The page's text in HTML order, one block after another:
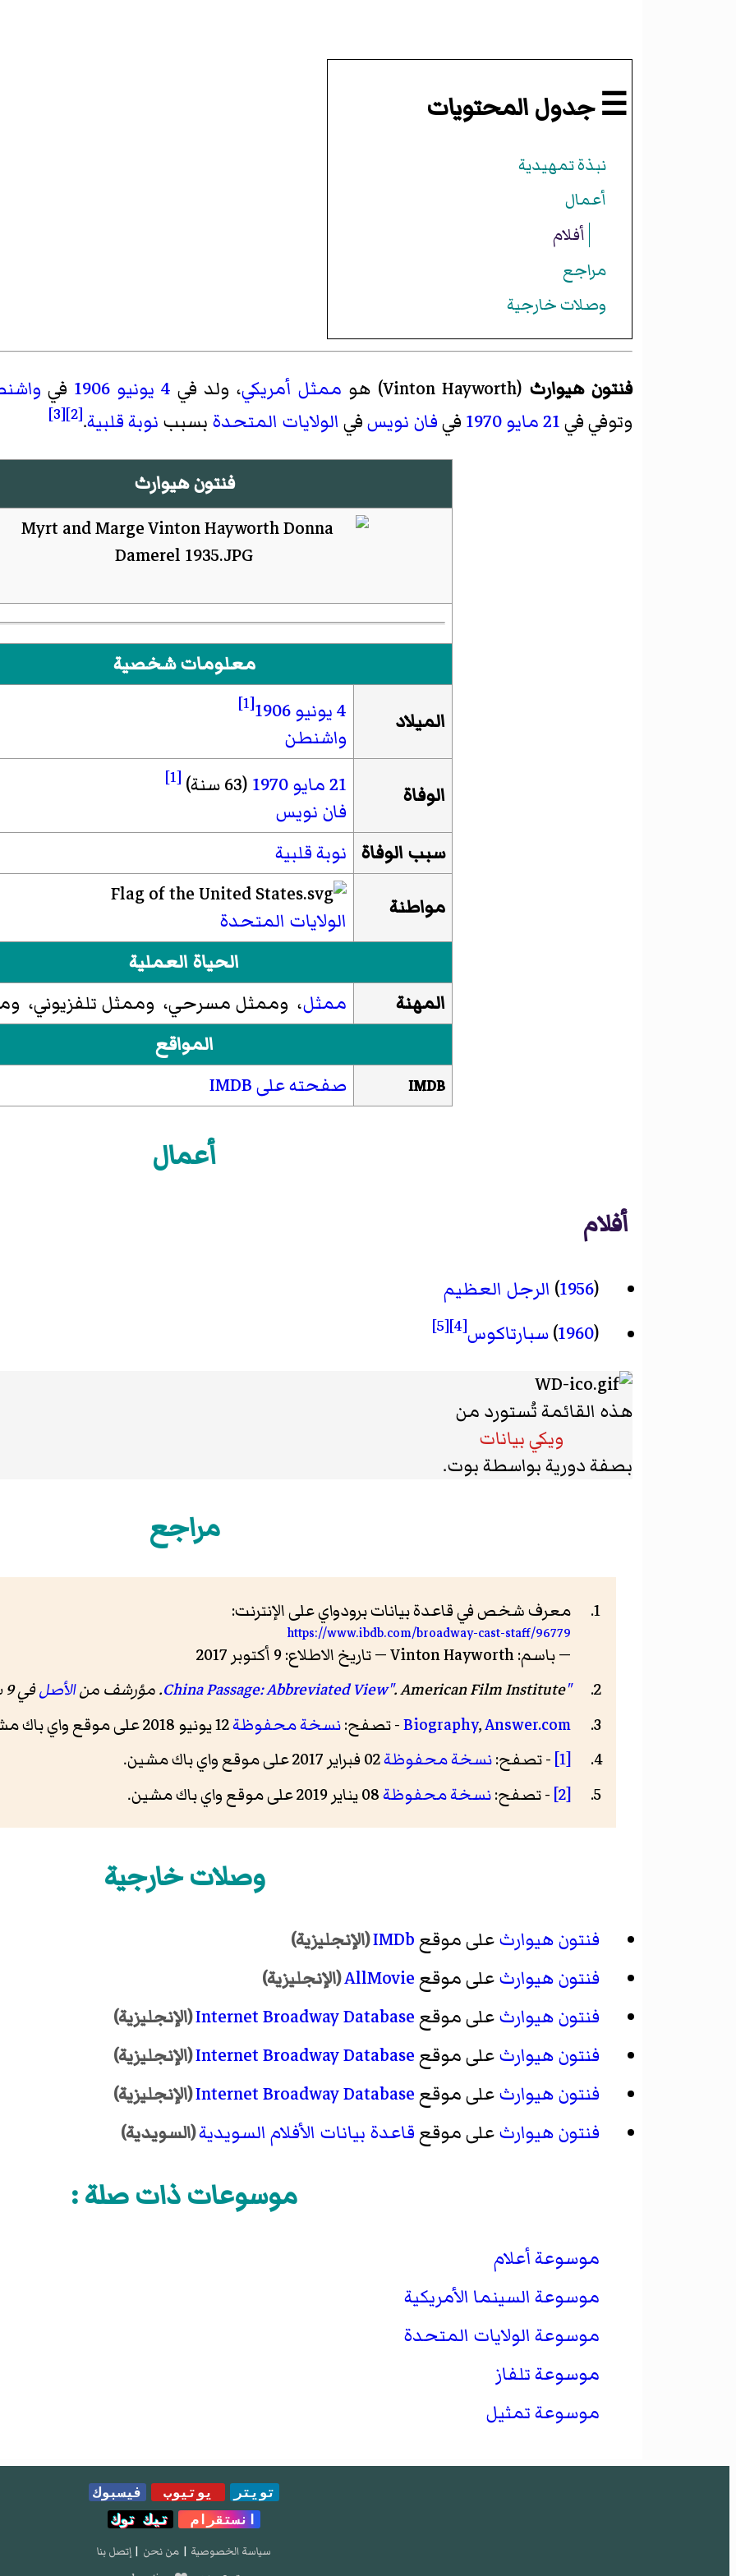
☰ جدول المحتويات
نبذة تمهيدية
أعمال
أفلام
مراجع
وصلات خارجية
فنتون هيوارث (
Vinton Hayworth)‏ هو ممثل أمريكي، ولد في 4 يونيو 1906 في
وتوفي في21 مايو 1970 فيفان نويسفي الولايات المتحدة بسبب نوبة قلبية.
[2]
[3]
فنتون هيوارث
معلومات شخصية
الميلاد 4 يونيو 1906
[1]
واشنطن
الوفاة 21 مايو 1970 (63 سنة) [1]
فان نويس
سبب الوفاة نوبة قلبية
مواطنة
الولايات المتحدة
الحياة العملية
المهنة
ممثل، وممثل مسرحي، وممثل تلفزيوني،
المواقع
IMDB صفحته على IMDB
أعمال
أفلام
(
1956
) الرجل العظيم
(
1960
)سبارتاكوس[4]
[5]
هذه القائمة تُستورد من
ويكي بيانات
بصفة دورية بواسطة بوت.
مراجع
معرف شخص في قاعدة بيانات برودواي على الإنترنت:
https://www.ibdb.com/broadway-cast-staff/96779
— باسم: Vinton Hayworth — تاريخ الاطلاع: 9 أكتوبر 2017
"China Passage: Abbreviated View". American Film Institute. مؤرشف من الأصلفي 9 سبتمبر 2017
Biography,Answer.com - تصفح:نسخة محفوظة12 يونيو 2018 على موقع واي باك مشين.
[1]
- تصفح:نسخة محفوظة02 فبراير 2017 على موقع واي باك مشين.
[2]
- تصفح:نسخة محفوظة
وصلات خارجية
فنتون هيوارثعلى موقعIMDb(الإنجليزية)
فنتون هيوارثعلى موقعAllMovie(الإنجليزية)
فنتون هيوارثعلى موقعInternet Broadway Database(الإنجليزية)
فنتون هيوارثعلى موقعInternet Broadway Database(الإنجليزية)
فنتون هيوارثعلى موقعInternet Broadway Database(الإنجليزية)
فنتون هيوارثعلى موقعقاعدة بيانات الأفلام السويدية(السويدية)
موسوعات ذات صلة :
موسوعة أعلام
موسوعة السينما الأمريكية
موسوعة الولايات المتحدة
موسوعة تلفاز
موسوعة تمثيل
تويتر يوتيوب
فيسبوك
انستقرام
تيك توك
سياسة الخصوصية | من نحن | إتصل بنا